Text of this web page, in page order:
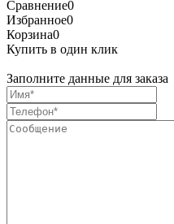
Сравнение0
Избранное0
Корзина0
Купить в один клик
Заполните данные для заказа